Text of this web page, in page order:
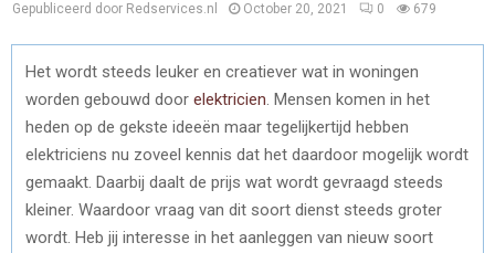
Gepubliceerd door Redservices.nl October 20, 2021 0 679
Het wordt steeds leuker en creatiever wat in woningen
worden gebouwd door elektricien . Mensen komen in het
heden op de gekste ideeën maar tegelijkertijd hebben
elektriciens nu zoveel kennis dat het daardoor mogelijk wordt
gemaakt. Daarbij daalt de prijs wat wordt gevraagd steeds
kleiner. Waardoor vraag van dit soort dienst steeds groter
wordt. Heb jij interesse in het aanleggen van nieuw soort